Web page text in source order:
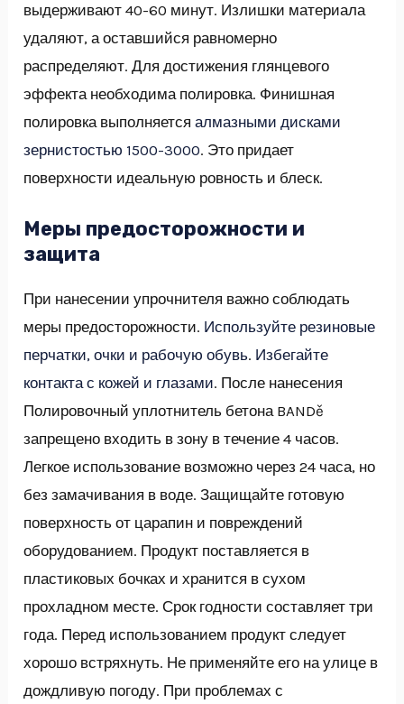
выдерживают 40-60 минут. Излишки материала
удаляют, а оставшийся равномерно
распределяют. Для достижения глянцевого
эффекта необходима полировка. Финишная
полировка выполняетсяалмазными дисками
зернистостью 1500-3000. Это придает
поверхности идеальную ровность и блеск.
Меры предосторожности и
защита
При нанесении упрочнителя важно соблюдать
меры предосторожности. Используйте резиновые
перчатки, очки и рабочую обувь. Избегайте
контакта с кожей и глазами. После нанесения
Полировочный уплотнитель бетона BANDě
запрещено входить в зону в течение 4 часов.
Легкое использование возможно через 24 часа, но
без замачивания в воде. Защищайте готовую
поверхность от царапин и повреждений
оборудованием. Продукт поставляется в
пластиковых бочках и хранится в сухом
прохладном месте. Срок годности составляет три
года. Перед использованием продукт следует
хорошо встряхнуть. Не применяйте его на улице в
дождливую погоду. При проблемах с